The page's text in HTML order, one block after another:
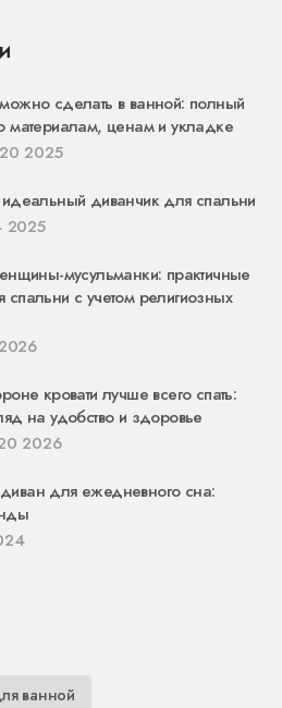
сделать в ванной: полный
материалам, ценам и укладке
2025
диванчик для спальни
2025
мусульманки: практичные
с учетом религиозных
кровати лучше всего спать:
на удобство и здоровье
2026
для ежедневного сна:
ванной